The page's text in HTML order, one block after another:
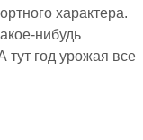
характера.
нибудь
тут год урожая все